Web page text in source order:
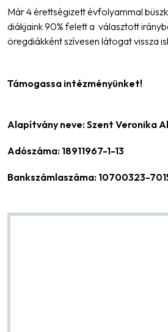
Már 4 érettségizett évfolyammal
diákjaink 90% felett a választott
öregdiákként szívesen látogat vissza
Támogassa intézményünket!
Alapítvány neve: Szent Veronika
Adószáma: 18911967-1-13
Bankszámlaszáma: 10700323-